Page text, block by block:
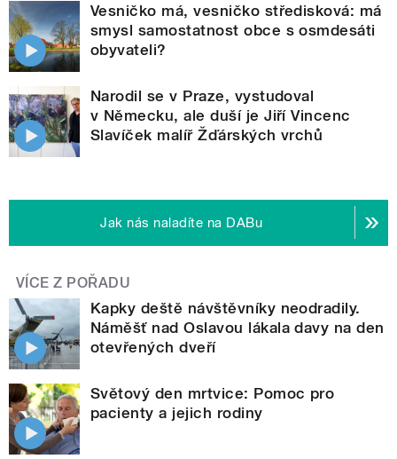
Vesničko má, vesničko středisková: má
smysl samostatnost obce s osmdesáti
obyvateli?
Narodil se v Praze, vystudoval
v Německu, ale duší je Jiří Vincenc
Slavíček malíř Žďárských vrchů
Jak nás naladíte na DABu
VÍCE Z POŘADU
Kapky deště návštěvníky neodradily.
Náměšť nad Oslavou lákala davy na den
otevřených dveří
Světový den mrtvice: Pomoc pro
pacienty a jejich rodiny